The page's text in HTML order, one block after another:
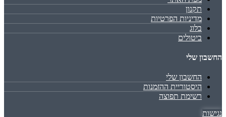
תקנון
מדיניות הפרטיות
בלוג
ביטולים
החשבון שלי
החשבון שלי
היסטוריית ההזמנות
רשימת תפוצה
נגישות